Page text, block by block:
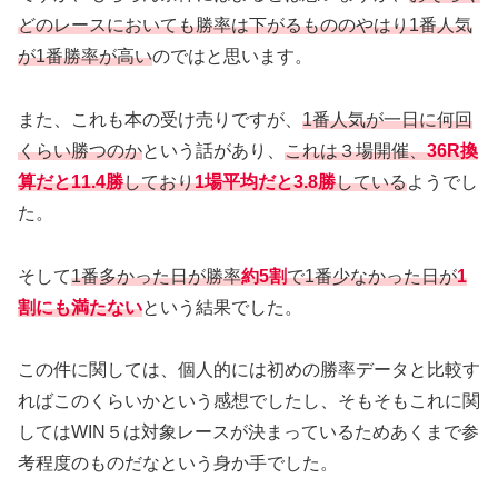
どのレースにおいても勝率は下がるもののやはり1番人気
が1番勝率が高いのではと思います。
また、これも本の受け売りですが、 1番人気が一日に何回
くらい勝つのかという話があり、 これは３場開催、36R換
算だと11.4勝しており1場平均だと3.8勝しているようでし
た。
そして1番多かった日が勝率約5割で1番少なかった日が1
割にも満たないという結果でした。
この件に関しては、個人的には初めの勝率データと比較す
ればこのくらいかという感想でしたし、そもそもこれに関
してはWIN５は対象レースが決まっているためあくまで参
考程度のものだなという身か手でした。